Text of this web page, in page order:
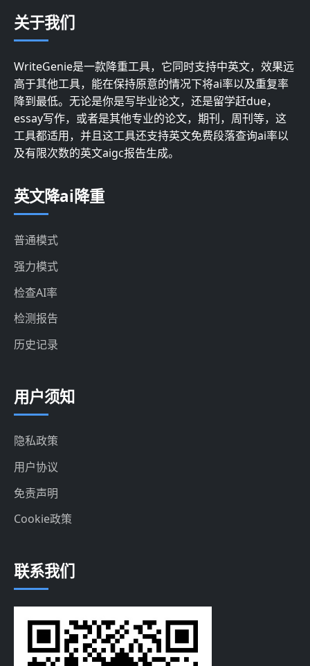
关于我们
WriteGenie是一款降重工具，它同时支持中英文，效果远
高于其他工具，能在保持原意的情况下将ai率以及重复率
降到最低。无论是你是写毕业论文，还是留学赶due，
essay写作，或者是其他专业的论文，期刊，周刊等，这
工具都适用，并且这工具还支持英文免费段落查询ai率以
及有限次数的英文aigc报告生成。
英文降ai降重
普通模式
强力模式
检查AI率
检测报告
历史记录
用户须知
隐私政策
用户协议
免责声明
Cookie政策
联系我们